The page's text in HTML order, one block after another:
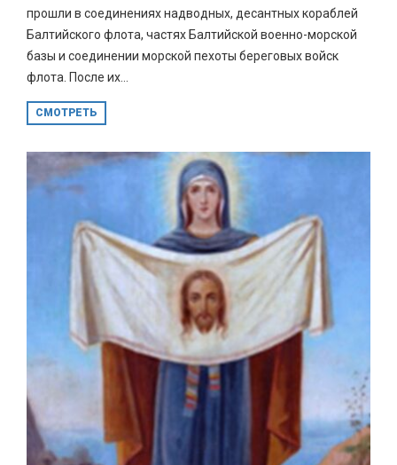
прошли в соединениях надводных, десантных кораблей
Балтийского флота, частях Балтийской военно-морской
базы и соединении морской пехоты береговых войск
флота. После их...
СМОТРЕТЬ